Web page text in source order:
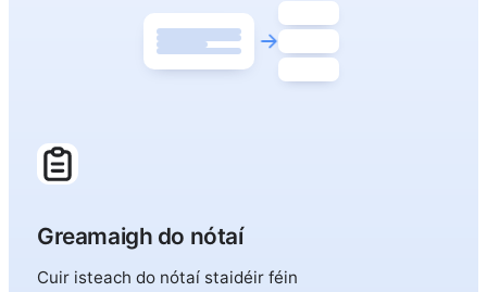
Greamaigh do nótaí
Cuir isteach do nótaí staidéir féin